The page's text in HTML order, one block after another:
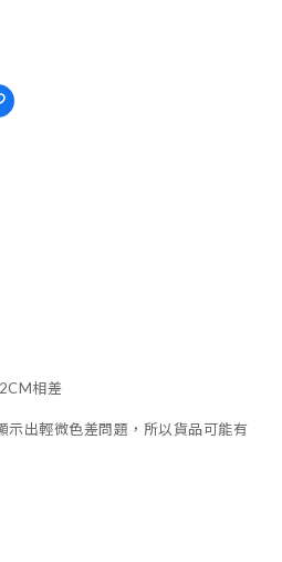
相差
示出輕微色差問題，所以貨品可能有